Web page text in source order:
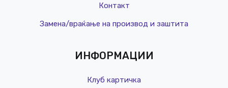
Контакт
Замена/враќање на производ и заштита
ИНФОРМАЦИИ
Клуб картичка